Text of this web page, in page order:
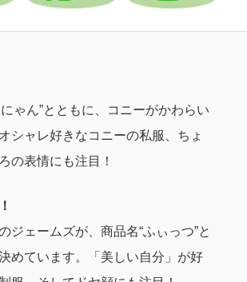
ゃん”とともに、コニーがかわらい
シャレ好きなコニーの私服、ちょ
の表情にも注目！
ジェームズが、商品名“ふぃっつ”と
めています。「美しい自分」が好